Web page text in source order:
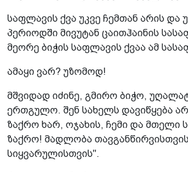
საფლავის ქვა უკვე ჩემთან არის და
პერიოდში მივუტან ცაითჰაინის
მეორე ბიჭის საფლავის ქვაა ამ
ამაყი ვარ? უზომოდ!
მშვიდად იძინე, გმირო ბიჭო,
ერთგულო. შენ სახელს დავიწყება არ
ზაქრო ხარ, ოჯახის, ჩემი და მთელი
ზაქრო! მადლობა
სიყვარულისთვის".